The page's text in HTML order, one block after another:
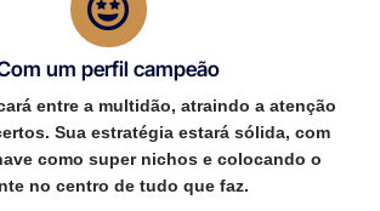
um perfil campeão
entre a multidão, atraindo a atenção
Sua estratégia estará sólida, com
como super nichos e colocando o
no centro de tudo que faz.